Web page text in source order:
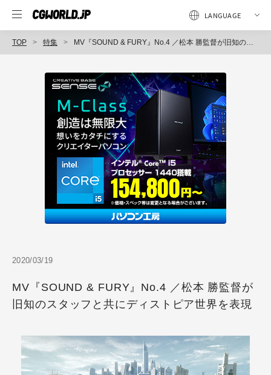
TOP 特集 MV『SOUND & FURY』No.4 ／松本 勝監督が旧知のスタッフと共にディストピア世界を表現
2020/03/19
MV『SOUND & FURY』No.4 ／松本 勝監督が
旧知のスタッフと共にディストピア世界を表現